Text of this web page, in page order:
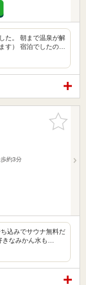
た。 朝まで温泉が解
す） 宿泊でしたの…
お気に入
りに追加
約3分
込みでサウナ無料だ
きなみかん水も…